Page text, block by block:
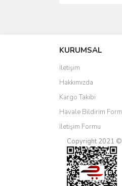
Ürün resmi
Ürün
Ürün
Ürün fiyatı
Bu ürüne
KURUMSAL
İletişim
Hakkımızda
Kargo Takibi
Havale Bildirim
İletişim Formu
Copyright 2021